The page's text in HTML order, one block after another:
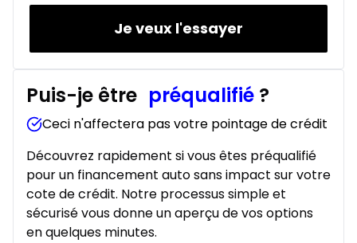
Je veux l'essayer
Puis-je être préqualifié ?
Ceci n'affectera pas votre pointage de crédit
Découvrez rapidement si vous êtes préqualifié
pour un financement auto sans impact sur votre
cote de crédit. Notre processus simple et
sécurisé vous donne un aperçu de vos options
en quelques minutes.